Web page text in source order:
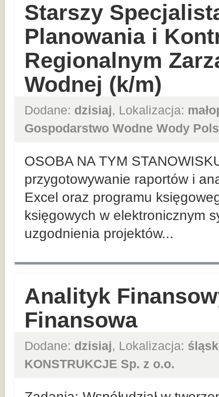
Starszy
Planowania i
Regionalnym
Wodnej (k/m)
Dodane: dzisiaj, Lokalizacja:
Gospodarstwo Wodne Wody
OSOBA NA TYM
przygotowywanie raportów i
Excel oraz programu
księgowych w elektronicznym
uzgodnienia projektów...
Analityk
Finansowa
Dodane: dzisiaj, Lokalizacja:
KONSTRUKCJE Sp. z o.o.